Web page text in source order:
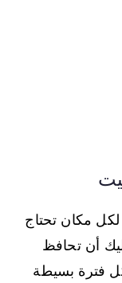
مكان تحتاج
أن تحافظ
كل فترة بسيطة